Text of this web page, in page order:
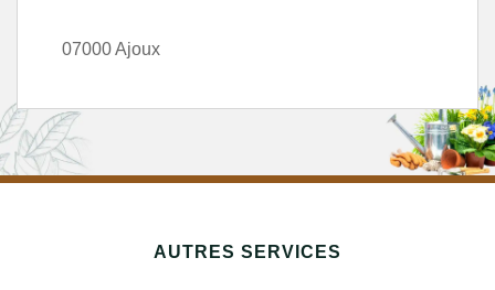
07000 Ajoux
AUTRES SERVICES